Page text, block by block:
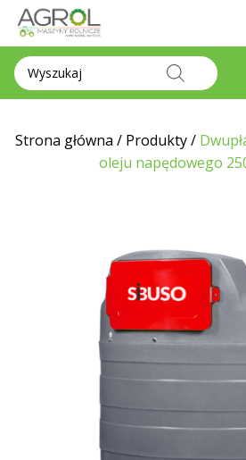
Wyszukiwarka
produktów
Strona główna / Produkty/
oleju napędowego